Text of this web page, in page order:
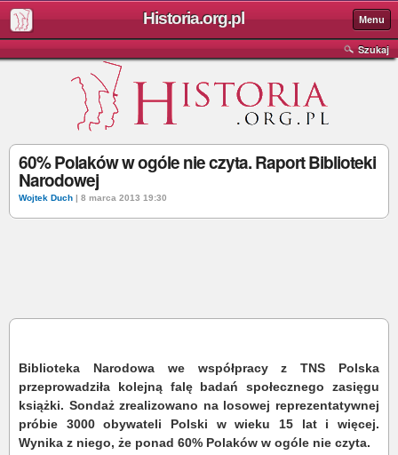
Historia.org.pl Menu
Szukaj
60% Polaków w ogóle nie czyta. Raport Biblioteki
Narodowej
Wojtek Duch | 8 marca 2013 19:30
Biblioteka Narodowa we współpracy z TNS Polska
przeprowadziła kolejną falę badań społecznego zasięgu
książki. Sondaż zrealizowano na losowej reprezentatywnej
próbie 3000 obywateli Polski w wieku 15 lat i więcej.
Wynika z niego, że ponad 60% Polaków w ogóle nie czyta.